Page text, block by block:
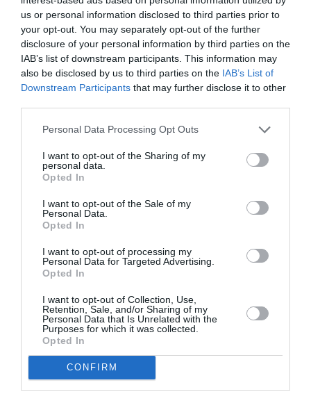
us or personal information disclosed to third parties prior to
your opt-out. You may separately opt-out of the further
disclosure of your personal information by third parties on the
IAB’s list of downstream participants. This information may
also be disclosed by us to third parties on the IAB’s List of
Downstream Participants that may further disclose it to other
Personal Data Processing Opt Outs
I want to opt-out of the Sharing of my
personal data.
Opted In
I want to opt-out of the Sale of my
Personal Data.
Opted In
I want to opt-out of processing my
Personal Data for Targeted Advertising.
Opted In
I want to opt-out of Collection, Use,
Retention, Sale, and/or Sharing of my
Personal Data that Is Unrelated with the
Purposes for which it was collected.
Opted In
CONFIRM
emfatic ”eu te hrănesc, plătesc taxele pentru tine,
întoarce-te de unde ai venit, du-te naibii, jegoaso”. Nu
ajută miile de semafoare de pe viale Trastevere pe
care le prindem pe toate roșii. Pare un traseu infinit.
care mi-au ținut partea (și pe a șoferului în acest
pentru a mă duce la ieșire și una dintre doamne că
împinge pentru a sta unde eram eu.
Înainte de ieșire ea îmi spune ”trebuie să pleci din
pe care pot să vi-l dau e un zâmbet. Și apoi rețineți că
dumneavoastră veți părăsi această țară înaintea
mea”. Când trebuie s-o spui, trebuie.
Acest episod m-a făcut să înțeleg că încă este multă
muncă de făcut. Nu va fi de-ajuns legea privind
cetățenia. Discriminările culturale și sociale sunt